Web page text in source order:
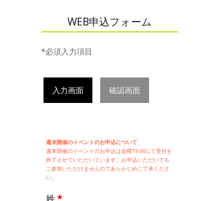
WEB申込フォーム
*必須入力項目
入力画面 確認画面
週末開催のイベントのお申込について
週末開催のイベントのお申込は金曜19:00にて受付を
終了させていただいています。お申込いただいても
ご参加いただけませんのであらかじめご了承くださ
い。
姓 *